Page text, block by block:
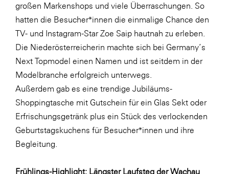
großen Markenshops und viele Überraschungen. So
hatten die Besucher*innen die einmalige Chance den
TV- und Instagram-Star Zoe Saip hautnah zu erleben.
Die Niederösterreicherin machte sich bei Germany’s
Next Topmodel einen Namen und ist seitdem in der
Modelbranche erfolgreich unterwegs.
Außerdem gab es eine trendige Jubiläums-
Shoppingtasche mit Gutschein für ein Glas Sekt oder
Erfrischungsgetränk plus ein Stück des verlockenden
Geburtstagskuchens für Besucher*innen und ihre
Begleitung.
Frühlings-Highlight: Längster Laufsteg der Wachau